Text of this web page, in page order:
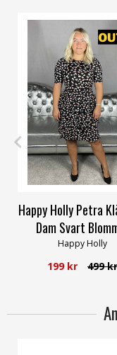
32/34
Happy Holly Petra
Dam Svart
Happy Holly
199 kr 499 kr